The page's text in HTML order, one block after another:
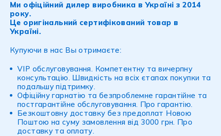
Ми офіційний дилер виробника в Україні з 2014
року.
Це оригінальний сертифікований товар в
Україні.
Купуючи в нас Вы отримаєте:
VIP обслуговування. Компетентну та вичерпну
консультацію. Швидкість на всіх єтапах покупки та
подальшу підтримку.
Офіційну гарнатію та безпроблемне гарантійне та
постгарантійне обслуговування. Про гарантію.
Безкоштовну доставку без предоплат Новою
Поштою на суму замовлення від 3000 грн. Про
доставку та оплату.